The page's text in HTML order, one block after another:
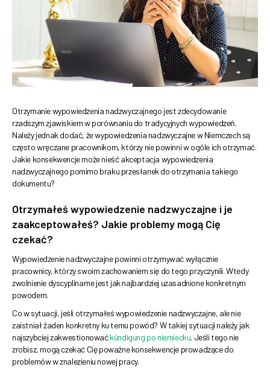
Otrzymanie wypowiedzenia nadzwyczajnego jest zdecydowanie
rzadszym zjawiskiem w porównaniu do tradycyjnych wypowiedzeń.
Należy jednak dodać, że wypowiedzenia nadzwyczajne w Niemczech są
często wręczane pracownikom, którzy nie powinni w ogóle ich otrzymać.
Jakie konsekwencje może nieść akceptacja wypowiedzenia
nadzwyczajnego pomimo braku przesłanek do otrzymania takiego
dokumentu?
Otrzymałeś wypowiedzenie nadzwyczajne i je
zaakceptowałeś? Jakie problemy mogą Cię
czekać?
Wypowiedzenie nadzwyczajne powinni otrzymywać wyłącznie
pracownicy, którzy swoim zachowaniem się do tego przyczynili. Wtedy
zwolnienie dyscyplinarne jest jak najbardziej uzasadnione konkretnym
powodem.
Co w sytuacji, jeśli otrzymałeś wypowiedzenie nadzwyczajne, ale nie
zaistniał żaden konkretny ku temu powód? W takiej sytuacji należy jak
najszybciej zakwestionowaćkündigung po niemiecku. Jeśli tego nie
zrobisz, mogą czekać Cię poważne konsekwencje prowadzące do
problemów w znalezieniu nowej pracy.